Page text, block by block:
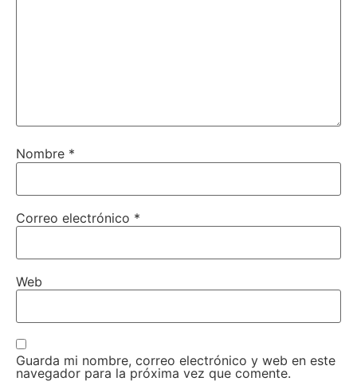
Nombre *
Correo electrónico *
Web
Guarda mi nombre, correo electrónico y web en este
navegador para la próxima vez que comente.